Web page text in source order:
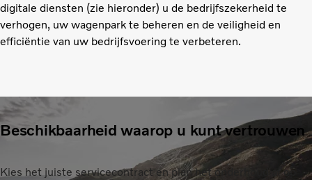
digitale diensten (zie hieronder) u de bedrijfszekerheid te
verhogen, uw wagenpark te beheren en de veiligheid en
efficiëntie van uw bedrijfsvoering te verbeteren.
Beschikbaarheid waarop u kunt vertrouwen
Kies het juiste servicecontract en plan het onderhoud af op